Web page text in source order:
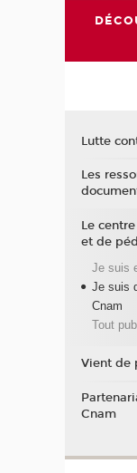
Lutte
Les
Le
et de
Je suis
Je suis
Cnam
Tout
Vient de
Cnam